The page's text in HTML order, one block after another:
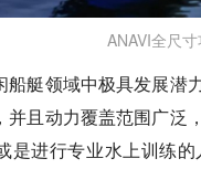
ANAVI全尺寸
船艇领域中极具发展潜
并且动力覆盖范围广泛
是进行专业水上训练